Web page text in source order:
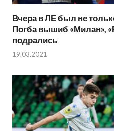
Вчера в ЛЕ был не
Погба вышиб «Милан»,
подрались
19.03.2021